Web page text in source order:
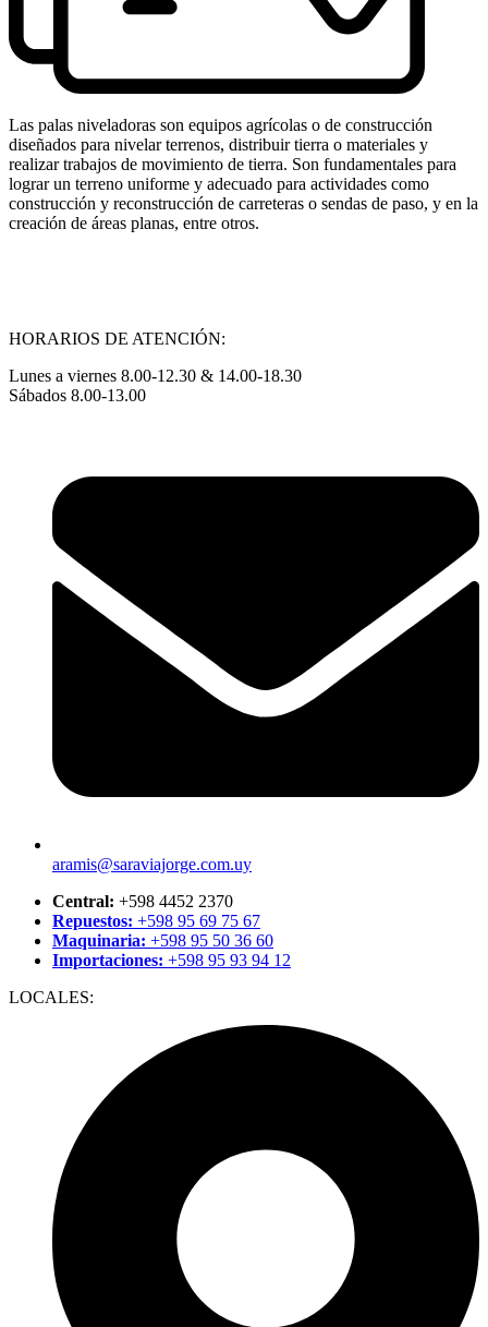
Las palas niveladoras son equipos agrícolas o de construcción
diseñados para nivelar terrenos, distribuir tierra o materiales y
realizar trabajos de movimiento de tierra. Son fundamentales para
lograr un terreno uniforme y adecuado para actividades como
construcción y reconstrucción de carreteras o sendas de paso, y en la
creación de áreas planas, entre otros.
HORARIOS DE ATENCIÓN:
Lunes a viernes 8.00-12.30 & 14.00-18.30
Sábados 8.00-13.00
aramis@saraviajorge.com.uy
Central: +598 4452 2370
Repuestos: +598 95 69 75 67
Maquinaria: +598 95 50 36 60
Importaciones: +598 95 93 94 12
LOCALES: